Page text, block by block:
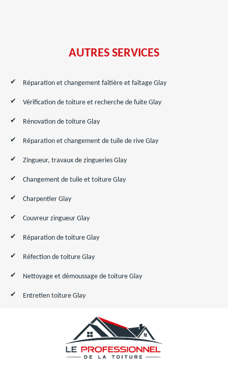
AUTRES SERVICES
Réparation et changement faîtière et faîtage Glay
Vérification de toiture et recherche de fuite Glay
Rénovation de toiture Glay
Réparation et changement de tuile de rive Glay
Zingueur, travaux de zingueries Glay
Changement de tuile et toiture Glay
Charpentier Glay
Couvreur zingueur Glay
Réparation de toiture Glay
Réfection de toiture Glay
Nettoyage et démoussage de toiture Glay
Entretien toiture Glay